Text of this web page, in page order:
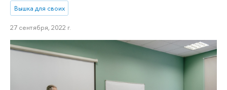
Вышка для своих
27 сентября, 2022 г.